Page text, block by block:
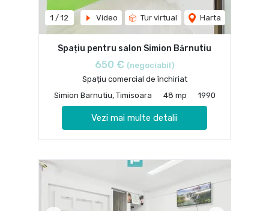
1 / 12 Video Tur virtual Harta
Spațiu pentru salon Simion Bărnutiu
650 € (negociabil)
Spațiu comercial de închiriat
Simion Barnutiu, Timisoara
48 mp 1990
Vezi mai multe detalii